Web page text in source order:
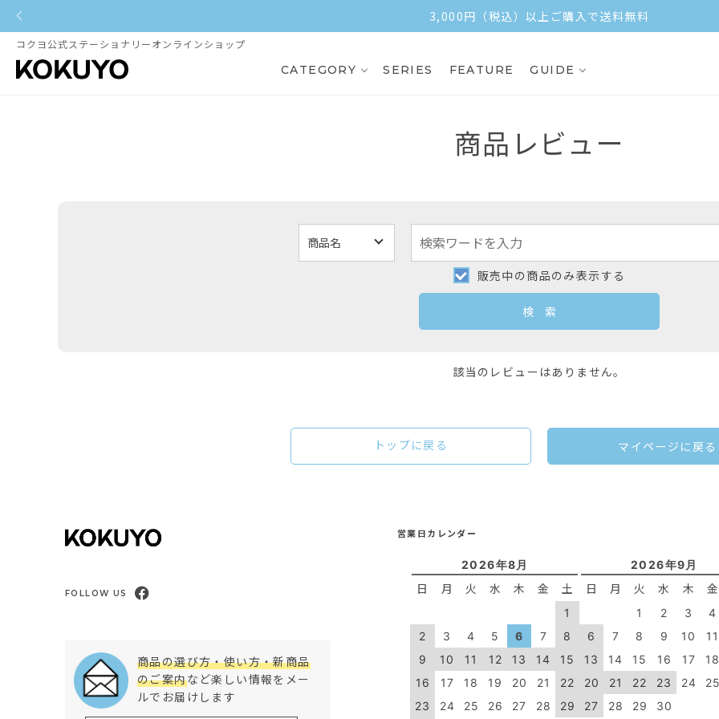
3,000円（税込）以上ご購入で送料無料
コクヨ公式ステーショナリーオンラインショップ
CATEGORY SERIES FEATURE GUIDE
商品レビュー
販売中の商品のみ表示する
該当のレビューはありません。
マイページに戻る
トップに戻る
FOLLOW US
商品の選び方・使い方・新商品
のご案内など楽しい情報をメー
ルでお届けします
営業日カレンダー
2026年8月
日 月 火 水 木 金 土
1
2
3 4 5 6 7
8
9
10 11 12 13 14
15
16
17 18 19 20 21
22
23
24 25 26 27 28 29
2026年9月
日 月 火 水 木 金
1 2 3
4
6
7 8 9 10
11
13
14 15 16 17
20
21 22 23 24
27
28 29 30